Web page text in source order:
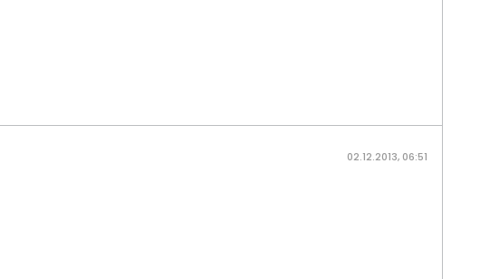
02.12.2013, 06:51